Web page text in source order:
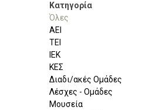
Κατηγορία
Όλες
ΑΕΙ
ΤΕΙ
ΙΕΚ
ΚΕΣ
Διαδι/ακές Ομάδες
Λέσχες - Ομάδες
Μουσεία